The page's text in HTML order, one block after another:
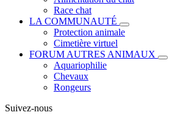
Race chat
LA COMMUNAUTÉ
Protection animale
Cimetière virtuel
FORUM AUTRES ANIMAUX
Aquariophilie
Chevaux
Rongeurs
Suivez-nous